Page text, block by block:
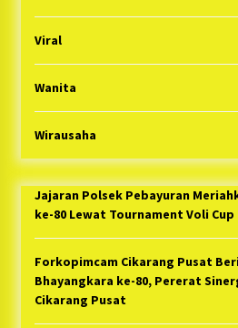
Viral
Wanita
Wirausaha
Jajaran Polsek Pebayuran
ke-80 Lewat Tournament Voli
Forkopimcam Cikarang Pusat
Bhayangkara ke-80, Pererat
Cikarang Pusat